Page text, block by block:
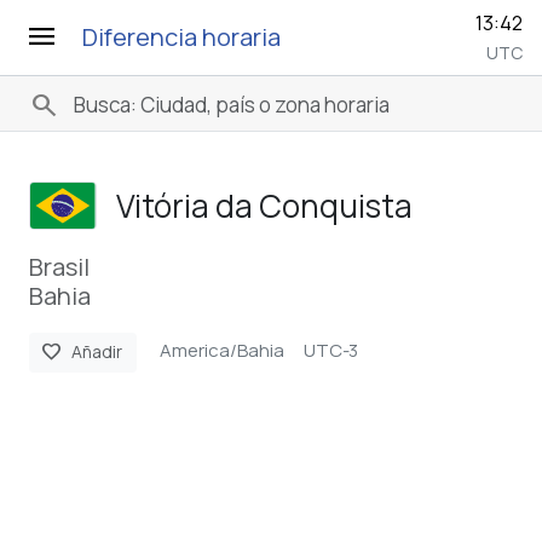
menu Diferencia horaria 13:42
UTC
search
Vitória da Conquista
Brasil
Bahia
favorite Añadir America/Bahia UTC-3